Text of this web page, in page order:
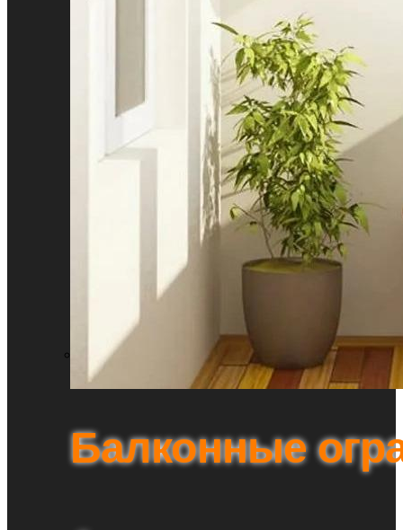
Балконные